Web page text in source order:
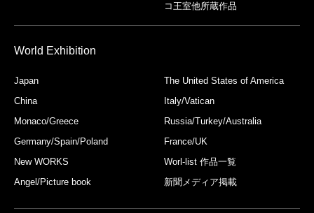
コ王室他所蔵作品
World Exhibition
Japan
The United States of America
China
Italy/Vatican
Monaco/Greece
Russia/Turkey/Australia
Germany/Spain/Poland
France/UK
New WORKS
Worl-list 作品一覧
Angel/Picture book
新聞メディア掲載